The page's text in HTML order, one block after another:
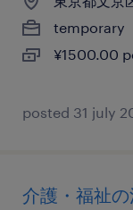
temporary
¥1500.00
posted 31 july
介護・福祉